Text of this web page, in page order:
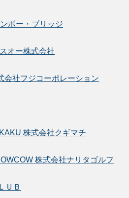
ボー・ブリッジ
オー株式会社
会社フジコーポレーション
株式会社クギマチ
株式会社ナリタゴルフ
ＵＢ